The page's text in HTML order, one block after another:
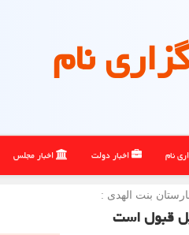
نام
نام اخبار دولت اخبار مجلس
بنت الهدی :
قبول است